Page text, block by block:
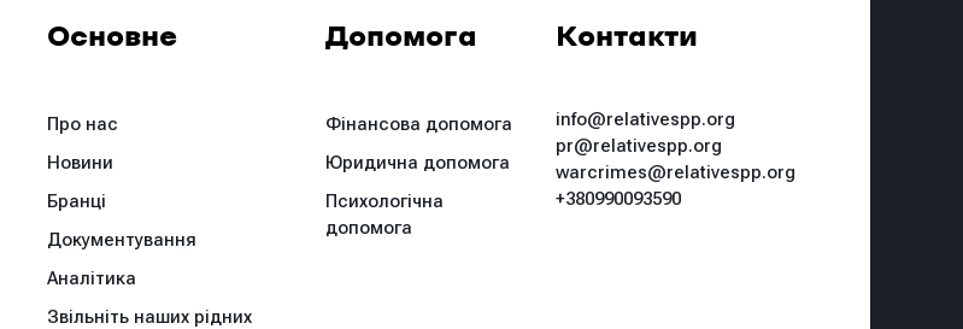
Основне
Про нас
Новини
Бранці
Документування
Аналітика
Звільніть наших рідних
Допомога
Фінансова допомога
Юридична допомога
Психологічна
допомога
Контакти
info@relativespp.org
pr@relativespp.org
warcrimes@relativespp.org
+380990093590